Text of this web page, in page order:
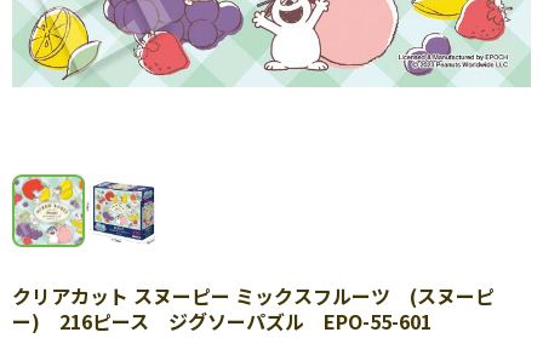
クリアカット スヌーピー ミックスフルーツ (スヌーピ
ー) 216ピース ジグソーパズル EPO-55-601